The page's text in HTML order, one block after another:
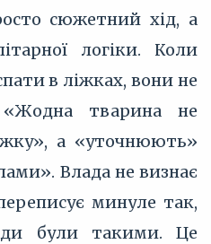
сюжетний хід, а
логіки. Коли
в ліжках, вони не
«Жодна тварина не
а «уточнюють»
Влада не визнає
минуле так,
були такими. Це